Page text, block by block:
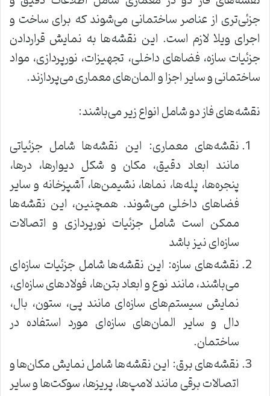
جزئی‌تری از عناصر ساختمانی می‌شوند که برای ساخت و
اجرای ویلا لازم است. این نقشه‌ها به نمایش قراردادن
جزئیات سازه، فضاهای داخلی، تجهیزات، نورپردازی، مواد
ساختمانی و سایر اجزا و المان‌های معماری می‌پردازند.
نقشه‌های فاز دو شامل انواع زیر می‌باشند:
نقشه‌های معماری: این نقشه‌ها شامل جزئیاتی
مانند ابعاد دقیق، مکان و شکل دیوارها، درها،
پنجره‌ها، پله‌ها، نماها، نشیمن‌ها، آشپزخانه و سایر
فضاهای داخلی می‌شوند. همچنین، این نقشه‌ها
ممکن است شامل جزئیات نورپردازی و اتصالات
سازه‌ای نیز باشد
نقشه‌های سازه: این نقشه‌ها شامل جزئیات سازه‌ای
می‌باشند، مانند نوع و ابعاد بتن‌ها، فولادهای سازه‌ای،
نمایش سیستم‌های سازه‌ای مانند پی، ستون، بال،
دال و سایر المان‌های سازه‌ای مورد استفاده در
ساختمان.
نقشه‌های برق: این نقشه‌ها شامل نمایش مکان‌ها و
اتصالات برقی مانند لامپ‌ها، پریزها، سوکت‌ها و سایر